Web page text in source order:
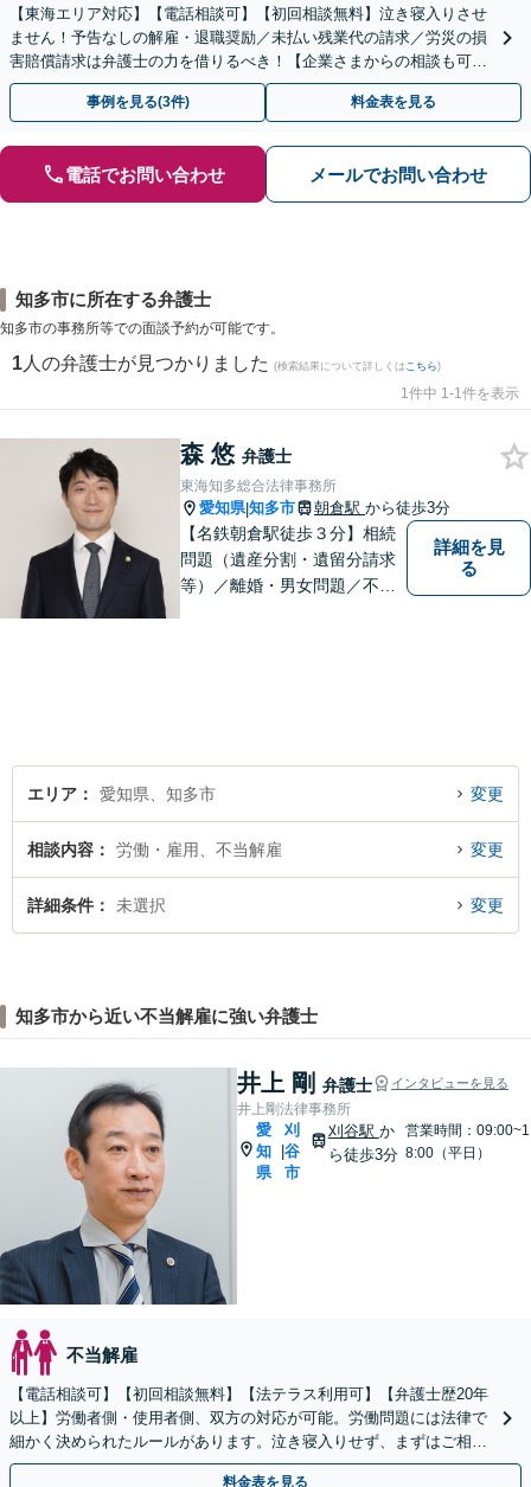
【東海エリア対応】【電話相談可】【初回相談無料】泣き寝入りさせ
ません！予告なしの解雇・退職奨励／未払い残業代の請求／労災の損
害賠償請求は弁護士の力を借りるべき！【企業さまからの相談も可】
従業員トラブルは、慎重な対処が必要です【完全個室】
事例を見る(3件) 料金表を見る
電話でお問い合わせ メールでお問い合わせ
知多市に所在する弁護士
知多市の事務所等での面談予約が可能です。
1 人の弁護士が見つかりました (検索結果について詳しくは こちら)
1件中 1-1件を表示
森 悠 弁護士
東海知多総合法律事務所
愛知県|知多市 朝倉駅 から徒歩3分
【名鉄朝倉駅徒歩３分】相続
問題（遺産分割・遺留分請求
等）／離婚・男女問題／不動
詳細を見
る
エリア 愛知県、知多市 変更
相談内容 労働・雇用、不当解雇 変更
詳細条件 未選択 変更
知多市から近い不当解雇に強い弁護士
井上 剛 弁護士 インタビューを見る
井上剛法律事務所
愛
知
県
刈
谷
市
刈谷駅 か
ら徒歩3分
営業時間：09:00~1
8:00（平日）
不当解雇
【電話相談可】【初回相談無料】【法テラス利用可】【弁護士歴20年
以上】労働者側・使用者側、双方の対応が可能。労働問題には法律で
細かく決められたルールがあります。泣き寝入りせず、まずはご相談
を！【夜間・休日面談可】【完全個室】【刈谷駅3分】
料金表を見る